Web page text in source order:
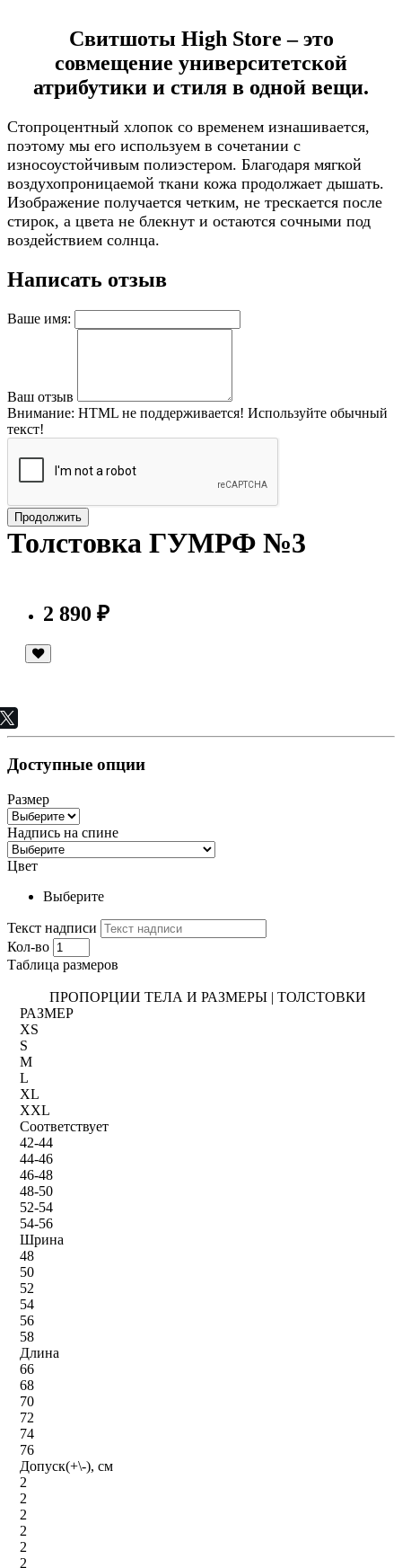
Свитшоты High Store – это
совмещение университетской
атрибутики и стиля в одной вещи.
Стопроцентный хлопок со временем изнашивается,
поэтому мы его используем в сочетании с
износоустойчивым полиэстером. Благодаря мягкой
воздухопроницаемой ткани кожа продолжает дышать.
Изображение получается четким, не трескается после
стирок, а цвета не блекнут и остаются сочными под
воздействием солнца.
Написать отзыв
Ваше имя:
Ваш отзыв
Внимание: HTML не поддерживается! Используйте обычный
текст!
Продолжить
Толстовка ГУМРФ №3
2 890 ₽
Доступные опции
Размер
Надпись на спине
Цвет
Выберите
Текст надписи
Кол-во
Таблица размеров
ПРОПОРЦИИ ТЕЛА И РАЗМЕРЫ | ТОЛСТОВКИ
РАЗМЕР
XS
S
M
L
XL
XXL
Соответствует
42-44
44-46
46-48
48-50
52-54
54-56
Шрина
48
50
52
54
56
58
Длина
66
68
70
72
74
76
Допуск(+\-), см
2
2
2
2
2
2